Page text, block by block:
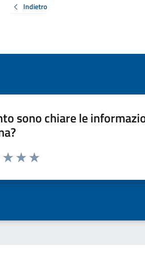
Indietro
sono chiare le
1 a 5 stelle la pagina